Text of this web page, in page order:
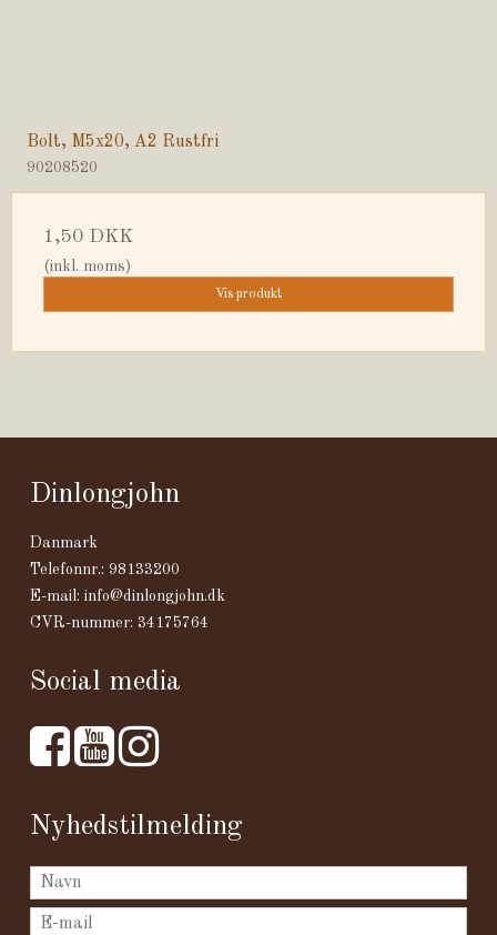
Bolt, M5x20, A2 Rustfri
90208520
1,50 DKK
(inkl. moms)
Vis produkt
Dinlongjohn
Danmark
Telefonnr.: 98133200
E-mail: info@dinlongjohn.dk
CVR-nummer: 34175764
Social media
Nyhedstilmelding